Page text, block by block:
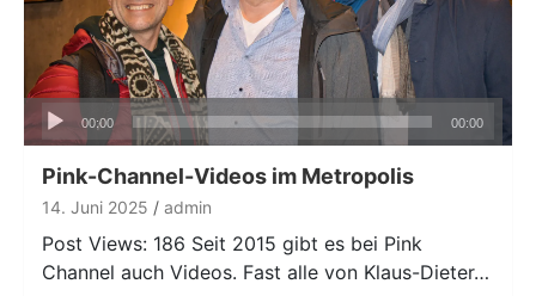
Audio-
Player
00:00 00:00
Pink-Channel-Videos im Metropolis
14. Juni 2025 admin
Post Views: 186 Seit 2015 gibt es bei Pink
Channel auch Videos. Fast alle von Klaus-Dieter…